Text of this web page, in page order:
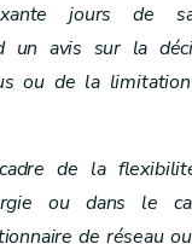
jours de sa
un avis sur la
ou de la
de la
ou dans le
de réseau